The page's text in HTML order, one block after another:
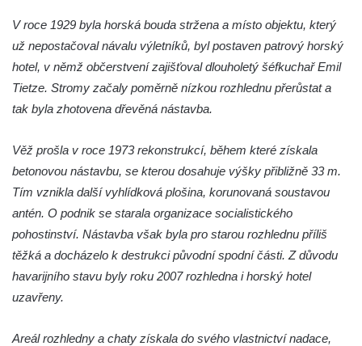
Vyhlídka Korzovka pod Hvozdem
Vyhlídka Treppenstein u Jetřichovic
Vyhlídka Taubenstein nad Křinicí u
Hinterhermsdorfu
Vyhlídka Signal nedaleko skály Katzfels u
Cunnersdorfu
Vyhlídka Katzfels u Cunnersdorfu
Vyhlídka na západním okraji Slánské hory
ve Slaném
Vyhlídky na Slánské hoře ve Slaném
Teplou
V roce 1929 byla horská bouda stržena a místo objektu, který
už nepostačoval návalu výletníků, byl postaven patrový horský
hotel, v němž občerstvení zajišťoval dlouholetý šéfkuchař Emil
Tietze. Stromy začaly poměrně nízkou rozhlednu přerůstat a
tak byla zhotovena dřevěná nástavba.
Věž prošla v roce 1973 rekonstrukcí, během které získala
betonovou nástavbu, se kterou dosahuje výšky přibližně 33 m.
Tím vznikla další vyhlídková plošina, korunovaná soustavou
antén. O podnik se starala organizace socialistického
pohostinství. Nástavba však byla pro starou rozhlednu příliš
těžká a docházelo k destrukci původní spodní části. Z důvodu
havarijního stavu byly roku 2007 rozhledna i horský hotel
uzavřeny.
Areál rozhledny a chaty získala do svého vlastnictví nadace,